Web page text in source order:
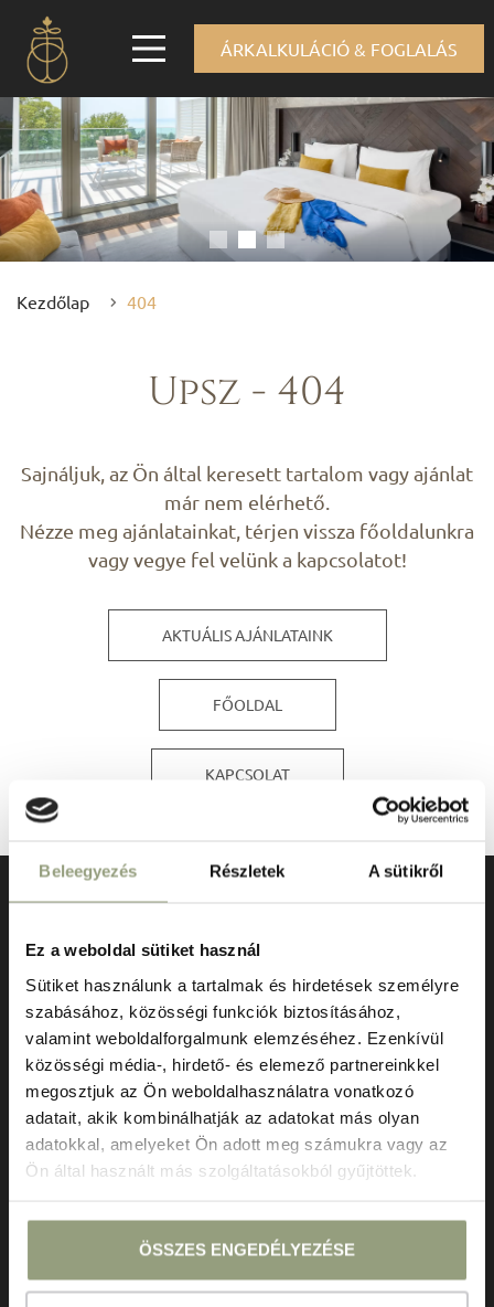
Beleegyezés Részletek A sütikről
Ez a weboldal sütiket használ
Sütiket használunk a tartalmak és hirdetések személyre
szabásához, közösségi funkciók biztosításához,
valamint weboldalforgalmunk elemzéséhez. Ezenkívül
közösségi média-, hirdető- és elemező partnereinkkel
megosztjuk az Ön weboldalhasználatra vonatkozó
adatait, akik kombinálhatják az adatokat más olyan
adatokkal, amelyeket Ön adott meg számukra vagy az
Ön által használt más szolgáltatásokból gyűjtöttek.
ÖSSZES ENGEDÉLYEZÉSE
ÁRKALKULÁCIÓ & FOGLALÁS
Kezdőlap 404
Upsz - 404
Sajnáljuk, az Ön által keresett tartalom vagy ajánlat
már nem elérhető.
Nézze meg ajánlatainkat, térjen vissza főoldalunkra
vagy vegye fel velünk a kapcsolatot!
AKTUÁLIS AJÁNLATAINK
FŐOLDAL
KAPCSOLAT
ÚTVONALTERVEZŐ